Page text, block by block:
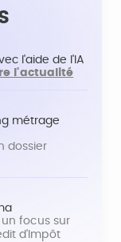
l'aide de l'IA
l'actualité
métrage
dossier
focus sur
d'Impôt